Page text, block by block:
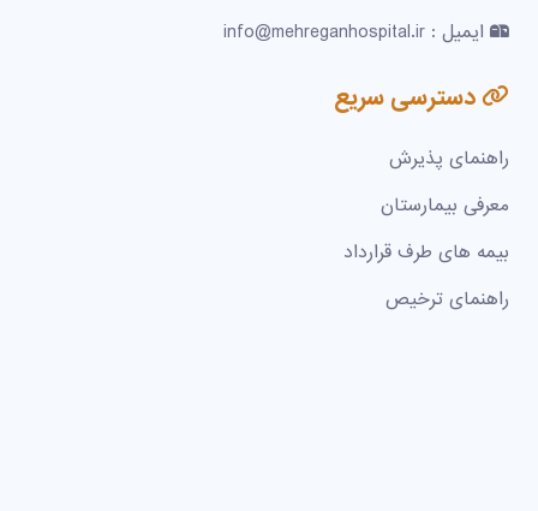
ایمیل : info@mehreganhospital.ir
دسترسی سریع
راهنمای پذیرش
معرفی بیمارستان
بیمه های طرف قرارداد
راهنمای ترخیص